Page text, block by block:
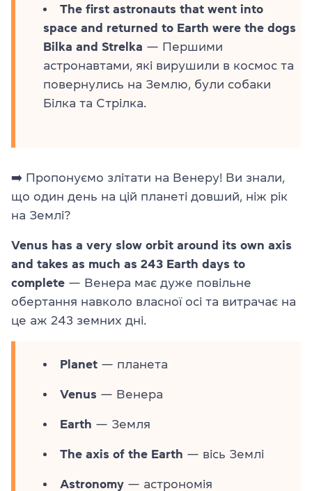
The first astronauts that went into
space and returned to Earth were the dogs
Bilka and Strelka — Першими
астронавтами, які вирушили в космос та
повернулись на Землю, були собаки
Білка та Стрілка.
➡️ Пропонуємо злітати на Венеру! Ви знали,
що один день на цій планеті довший, ніж рік
на Землі?
Venus has a very slow orbit around its own axis
and takes as much as 243 Earth days to
complete — Венера має дуже повільне
обертання навколо власної осі та витрачає на
це аж 243 земних дні.
Planet — планета
Venus — Венера
Earth — Земля
The axis of the Earth — вісь Землі
Astronomy — астрономія